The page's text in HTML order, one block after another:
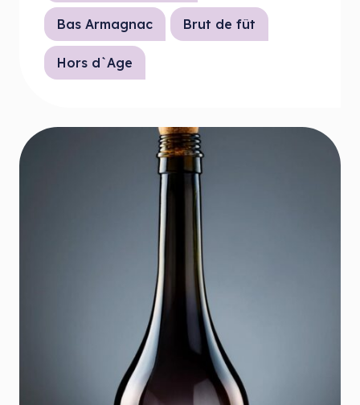
Bas Armagnac Brut de fût
Hors d`Age